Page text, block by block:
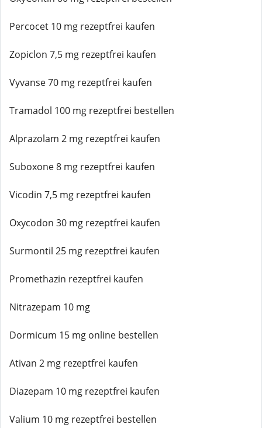
Percocet 10 mg rezeptfrei kaufen
Zopiclon 7,5 mg rezeptfrei kaufen
Vyvanse 70 mg rezeptfrei kaufen
Tramadol 100 mg rezeptfrei bestellen
Alprazolam 2 mg rezeptfrei kaufen
Suboxone 8 mg rezeptfrei kaufen
Vicodin 7,5 mg rezeptfrei kaufen
Oxycodon 30 mg rezeptfrei kaufen
Surmontil 25 mg rezeptfrei kaufen
Promethazin rezeptfrei kaufen
Nitrazepam 10 mg
Dormicum 15 mg online bestellen
Ativan 2 mg rezeptfrei kaufen
Diazepam 10 mg rezeptfrei kaufen
Valium 10 mg rezeptfrei bestellen